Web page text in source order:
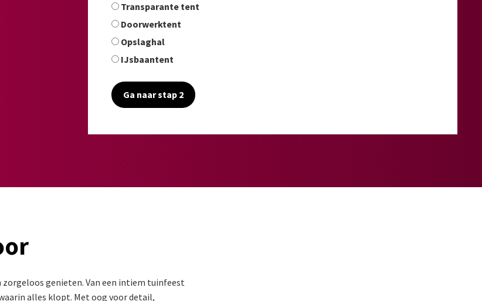
Transparante tent
Doorwerktent
Opslaghal
IJsbaantent
Ga naar stap 2
genieten. Van een intiem tuinfeest
alles klopt. Met oog voor detail,